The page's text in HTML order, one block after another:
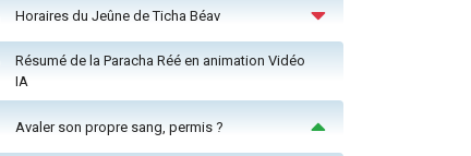
Horaires du Jeûne de Ticha Béav
Résumé de la Paracha Réé en animation Vidéo
IA
Avaler son propre sang, permis ?